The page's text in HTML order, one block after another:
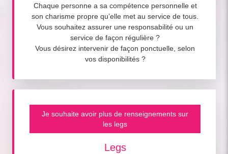
Chaque personne a sa compétence personnelle et
son charisme propre qu’elle met au service de tous.
Vous souhaitez assurer une responsabilité ou un
service de façon régulière ?
Vous désirez intervenir de façon ponctuelle, selon
vos disponibilités ?
Je souhaite avoir plus de renseignements sur
les legs
Legs